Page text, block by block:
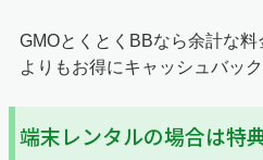
GMOとくとくBBなら余計な
よりもお得にキャッシュバッ
端末レンタルの場合は特